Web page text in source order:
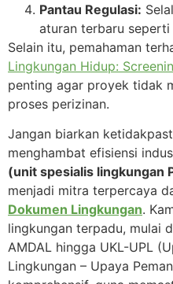
Pantau Regulasi:
aturan terbaru seperti
Selain itu, pemahaman
Lingkungan Hidup:
penting agar proyek tidak
proses perizinan.
Jangan biarkan
menghambat efisiensi
(unit spesialis lingkungan
menjadi mitra terpercaya
Dokumen Lingkungan.
lingkungan terpadu, mulai
AMDAL hingga UKL-UPL
Lingkungan – Upaya